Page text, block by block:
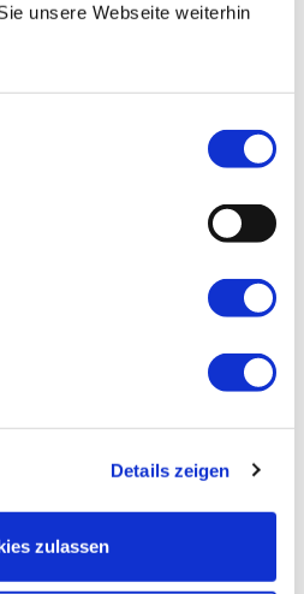
unsere Webseite weiterhin
Details zeigen
zulassen
27 28 29 30